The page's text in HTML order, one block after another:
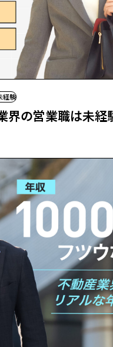
経験
界の営業職は未経